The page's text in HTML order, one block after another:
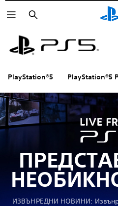
Търсене
PlayStation®5 PlayStation®5
ИЗВЪНРЕДНИ НОВИНИ: